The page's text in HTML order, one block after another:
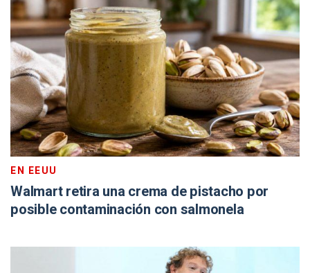
EN EEUU
Walmart retira una crema de pistacho por
posible contaminación con salmonela